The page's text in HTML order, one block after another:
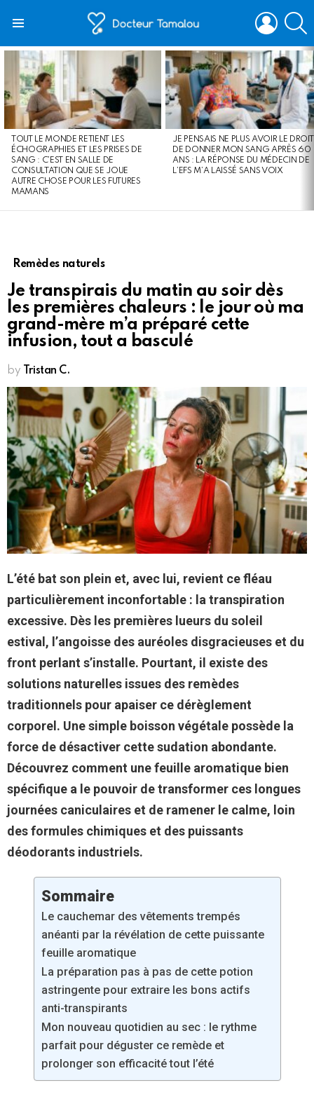
LOGIN
LATEST
STORIES
TOUT LE MONDE RETIENT LES
ÉCHOGRAPHIES ET LES PRISES DE
SANG : C’EST EN SALLE DE
CONSULTATION QUE SE JOUE
AUTRE CHOSE POUR LES FUTURES
MAMANS
JE PENSAIS NE PLUS AVOIR LE DROIT
DE DONNER MON SANG APRÈS 60
ANS : LA RÉPONSE DU MÉDECIN DE
L’EFS M’A LAISSÉ SANS VOIX
Remèdes naturels
Je transpirais du matin au soir dès
les premières chaleurs : le jour où ma
grand-mère m’a préparé cette
infusion, tout a basculé
by Tristan C.
L’été bat son plein et, avec lui, revient ce fléau
particulièrement inconfortable : la transpiration
excessive. Dès les premières lueurs du soleil
estival, l’angoisse des auréoles disgracieuses et du
front perlant s’installe. Pourtant, il existe des
solutions naturelles issues des remèdes
traditionnels pour apaiser ce dérèglement
corporel. Une simple boisson végétale possède la
force de désactiver cette sudation abondante.
Découvrez comment une feuille aromatique bien
spécifique a le pouvoir de transformer ces longues
journées caniculaires et de ramener le calme, loin
des formules chimiques et des puissants
déodorants industriels.
Sommaire
Le cauchemar des vêtements trempés
anéanti par la révélation de cette puissante
feuille aromatique
La préparation pas à pas de cette potion
astringente pour extraire les bons actifs
anti-transpirants
Mon nouveau quotidien au sec : le rythme
parfait pour déguster ce remède et
prolonger son efficacité tout l’été